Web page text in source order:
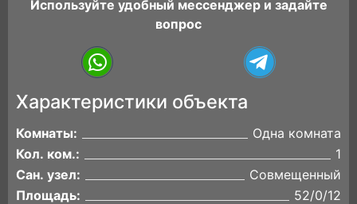
Используйте удобный мессенджер и задайте
вопрос
Характеристики объекта
Комнаты:
Одна комната
Кол. ком.:
1
Сан. узел:
Совмещенный
Площадь:
52/0/12